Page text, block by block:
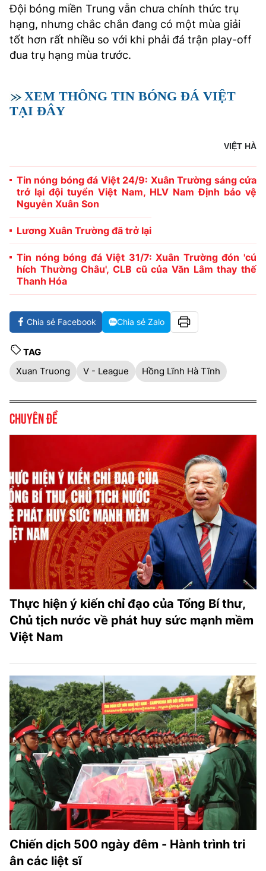
Đội bóng miền Trung vẫn chưa chính thức trụ
hạng, nhưng chắc chắn đang có một mùa giải
tốt hơn rất nhiều so với khi phải đá trận play-off
đua trụ hạng mùa trước.
XEM THÔNG TIN BÓNG ĐÁ VIỆT
TẠI ĐÂY
VIỆT HÀ
Tin nóng bóng đá Việt 24/9: Xuân Trường sáng cửa
trở lại đội tuyển Việt Nam, HLV Nam Định bảo vệ
Nguyễn Xuân Son
Lương Xuân Trường đã trở lại
Tin nóng bóng đá Việt 31/7: Xuân Trường đón 'cú
hích Thường Châu', CLB cũ của Văn Lâm thay thế
Thanh Hóa
Chia sẻ Facebook Chia sẻ Zalo
TAG
Xuan Truong
V - League Hồng Lĩnh Hà Tĩnh
Chuyên đề
Thực hiện ý kiến chỉ đạo của Tổng Bí thư,
Chủ tịch nước về phát huy sức mạnh mềm
Việt Nam
Chiến dịch 500 ngày đêm - Hành trình tri
ân các liệt sĩ